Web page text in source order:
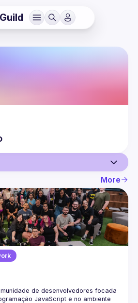
More
de desenvolvedores focada
JavaScript e no ambiente